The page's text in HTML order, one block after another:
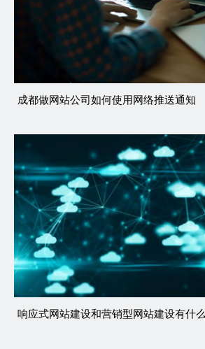
成都做网站公司如何使用网络推送通知
响应式网站建设和营销型网站建设有什